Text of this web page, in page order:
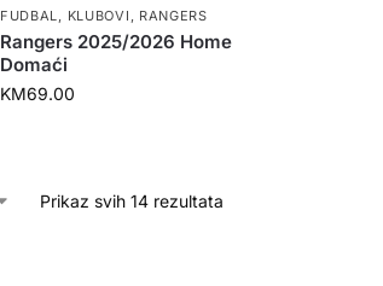
FUDBAL, KLUBOVI , RANGERS
Rangers 2025/2026 Home
Domaći
KM69.00
Prikaz svih 14 rezultata